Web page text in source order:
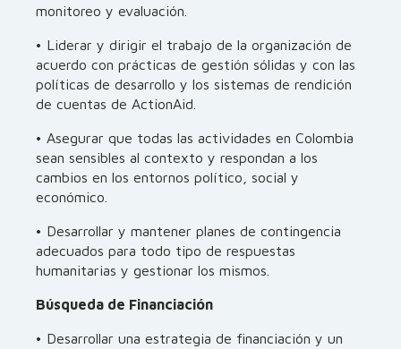
monitoreo y evaluación.
• Liderar y dirigir el trabajo de la organización de
acuerdo con prácticas de gestión sólidas y con las
políticas de desarrollo y los sistemas de rendición
de cuentas de ActionAid.
• Asegurar que todas las actividades en Colombia
sean sensibles al contexto y respondan a los
cambios en los entornos político, social y
económico.
• Desarrollar y mantener planes de contingencia
adecuados para todo tipo de respuestas
humanitarias y gestionar los mismos.
Búsqueda de Financiación
• Desarrollar una estrategia de financiación y un